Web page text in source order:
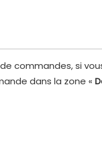
commandes, si
dans la zone «